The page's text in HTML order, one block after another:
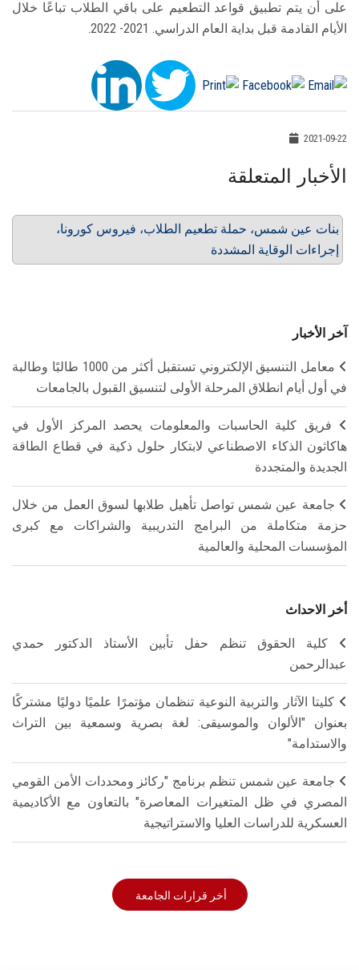
على أن يتم تطبيق قواعد التطعيم على باقي الطلاب تباعًا خلال
الأيام القادمة قبل بداية العام الدراسي. 2021- 2022.
2021-09-22
الأخبار المتعلقة
بنات عين شمس، حملة تطعيم الطلاب، فيروس كورونا،
إجراءات الوقاية المشددة
آخر الأخبار
معامل التنسيق الإلكتروني تستقبل أكثر من 1000 طالبًا وطالبة
في أول أيام انطلاق المرحلة الأولى لتنسيق القبول بالجامعات
فريق كلية الحاسبات والمعلومات يحصد المركز الأول في
هاكاثون الذكاء الاصطناعي لابتكار حلول ذكية في قطاع الطاقة
الجديدة والمتجددة
جامعة عين شمس تواصل تأهيل طلابها لسوق العمل من خلال
حزمة متكاملة من البرامج التدريبية والشراكات مع كبرى
المؤسسات المحلية والعالمية
أخر الاحداث
كلية الحقوق تنظم حفل تأبين الأستاذ الدكتور حمدي
عبدالرحمن
كليتا الآثار والتربية النوعية تنظمان مؤتمرًا علميًا دوليًا مشتركًا
بعنوان "الألوان والموسيقى: لغة بصرية وسمعية بين التراث
والاستدامة"
جامعة عين شمس تنظم برنامج "ركائز ومحددات الأمن القومي
المصري في ظل المتغيرات المعاصرة" بالتعاون مع الأكاديمية
العسكرية للدراسات العليا والاستراتيجية
أخر قرارات الجامعة